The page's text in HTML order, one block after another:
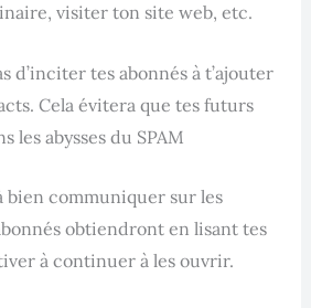
visiter ton site web, etc.
d’inciter tes abonnés à t’ajouter
Cela évitera que tes futurs
les abysses du SPAM
bien communiquer sur les
obtiendront en lisant tes
à continuer à les ouvrir.